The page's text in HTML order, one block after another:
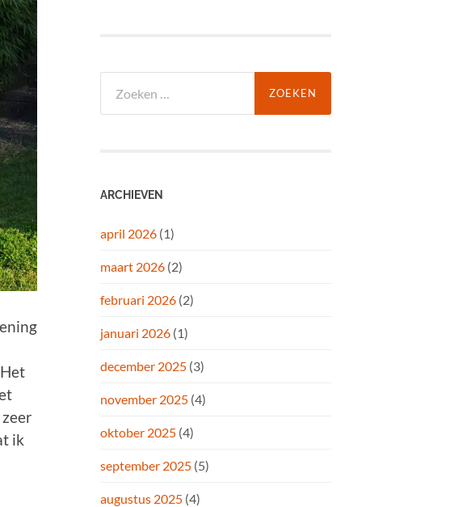
ik
naar:
ARCHIEVEN
april 2026 (1)
maart 2026 (2)
februari 2026 (2)
januari 2026 (1)
december 2025 (3)
november 2025 (4)
oktober 2025 (4)
september 2025 (5)
augustus 2025 (4)